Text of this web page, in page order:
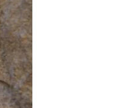
環境学研究科 (67)
生物機能開発利用研究センタ
オーロラ (17)